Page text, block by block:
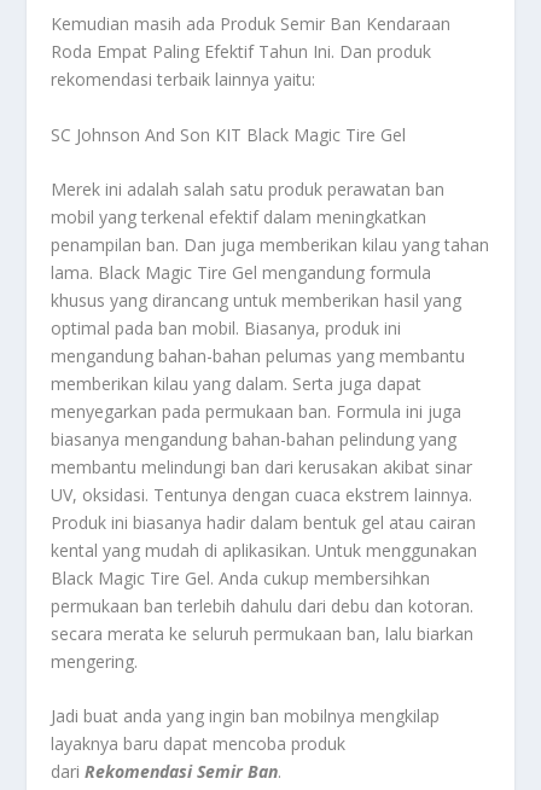
Kemudian masih ada Produk Semir Ban Kendaraan
Roda Empat Paling Efektif Tahun Ini. Dan produk
rekomendasi terbaik lainnya yaitu:
SC Johnson And Son KIT Black Magic Tire Gel
Merek ini adalah salah satu produk perawatan ban
mobil yang terkenal efektif dalam meningkatkan
penampilan ban. Dan juga memberikan kilau yang tahan
lama. Black Magic Tire Gel mengandung formula
khusus yang dirancang untuk memberikan hasil yang
optimal pada ban mobil. Biasanya, produk ini
mengandung bahan-bahan pelumas yang membantu
memberikan kilau yang dalam. Serta juga dapat
menyegarkan pada permukaan ban. Formula ini juga
biasanya mengandung bahan-bahan pelindung yang
membantu melindungi ban dari kerusakan akibat sinar
UV, oksidasi. Tentunya dengan cuaca ekstrem lainnya.
Produk ini biasanya hadir dalam bentuk gel atau cairan
kental yang mudah di aplikasikan. Untuk menggunakan
Black Magic Tire Gel. Anda cukup membersihkan
permukaan ban terlebih dahulu dari debu dan kotoran.
secara merata ke seluruh permukaan ban, lalu biarkan
mengering.
Jadi buat anda yang ingin ban mobilnya mengkilap
layaknya baru dapat mencoba produk
dariRekomendasi Semir Ban.